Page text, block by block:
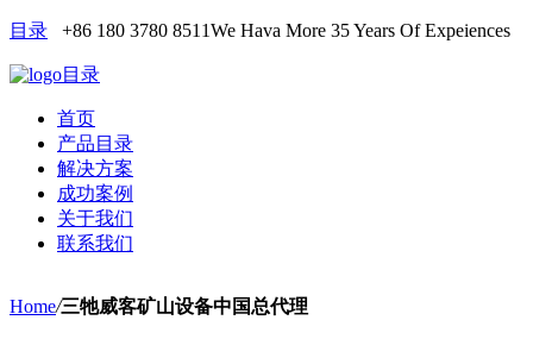
目录 +86 180 3780 8511We Hava More 35 Years Of Expeiences
目录
首页
产品目录
解决方案
成功案例
关于我们
联系我们
Home/三牠威客矿山设备中国总代理